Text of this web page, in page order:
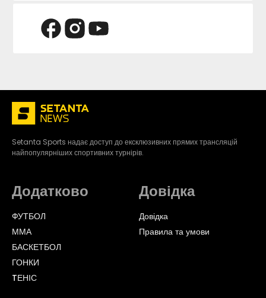
Setanta Sports надає доступ до ексклюзивних прямих трансляцій
найпопулярніших спортивних турнірів.
Додатково
ФУТБОЛ
ММА
БАСКЕТБОЛ
ГОНКИ
TЕНІС
Довідка
Довідка
Правила та умови